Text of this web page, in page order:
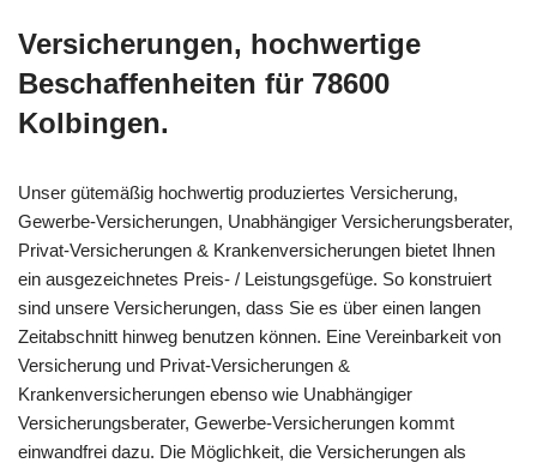
Versicherungen, hochwertige
Beschaffenheiten für 78600
Kolbingen.
Unser gütemäßig hochwertig produziertes Versicherung,
Gewerbe-Versicherungen, Unabhängiger Versicherungsberater,
Privat-Versicherungen & Krankenversicherungen bietet Ihnen
ein ausgezeichnetes Preis- / Leistungsgefüge. So konstruiert
sind unsere Versicherungen, dass Sie es über einen langen
Zeitabschnitt hinweg benutzen können. Eine Vereinbarkeit von
Versicherung und Privat-Versicherungen &
Krankenversicherungen ebenso wie Unabhängiger
Versicherungsberater, Gewerbe-Versicherungen kommt
einwandfrei dazu. Die Möglichkeit, die Versicherungen als